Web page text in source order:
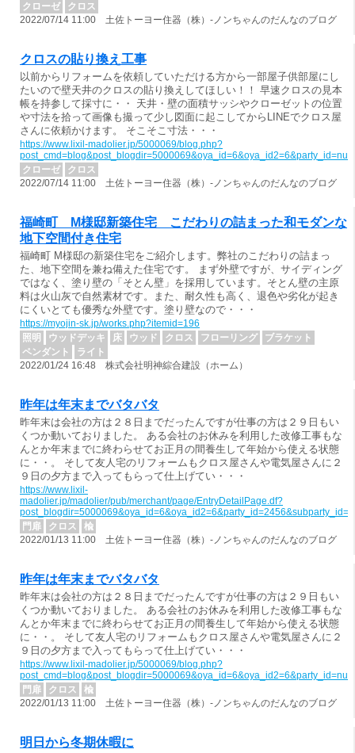
クローゼ
クロス
2022/07/14 11:00 土佐トーヨー住器（株）-ノンちゃんのだんなのブログ
クロスの貼り換え工事
以前からリフォームを依頼していただける方から一部屋子供部屋にし
たいので壁天井のクロスの貼り換えしてほしい！！ 早速クロスの見本
帳を持参して採寸に・・ 天井・壁の面積サッシやクローゼットの位置
や寸法を拾って画像も撮って少し図面に起こしてからLINEでクロス屋
さんに依頼かけます。 そこそこ寸法・・・
https://www.lixil-madolier.jp/5000069/blog.php?
クローゼ
クロス
2022/07/14 11:00 土佐トーヨー住器（株）-ノンちゃんのだんなのブログ
福崎町 M様邸新築住宅 こだわりの詰まった和モダンな
地下空間付き住宅
福崎町 M様邸の新築住宅をご紹介します。弊社のこだわりの詰まっ
た、地下空間を兼ね備えた住宅です。 まず外壁ですが、サイディング
ではなく、塗り壁の「そとん壁」を採用しています。そとん壁の主原
料は火山灰で自然素材です。また、耐久性も高く、退色や劣化が起き
にくいとても優秀な外壁です。塗り壁なので・・・
https://myojin-sk.jp/works.php?itemid=196
照明
ウッドデッキ 床 ウッド クロス フローリング
ブラケット
ペンダント
ライト
2022/01/24 16:48 株式会社明神綜合建設（ホーム）
昨年は年末までバタバタ
昨年末は会社の方は２８日までだったんですが仕事の方は２９日もい
くつか動いておりました。 ある会社のお休みを利用した改修工事もな
んとか年末までに終わらせてお正月の間養生して年始から使える状態
に・・。 そして友人宅のリフォームもクロス屋さんや電気屋さんに２
９日の夕方まで入ってもらって仕上げてい・・・
https://www.lixil-
madolier.jp/madolier/pub/merchant/page/EntryDetailPage.df?
門扉
クロス
楡
2022/01/13 11:00 土佐トーヨー住器（株）-ノンちゃんのだんなのブログ
昨年は年末までバタバタ
昨年末は会社の方は２８日までだったんですが仕事の方は２９日もい
くつか動いておりました。 ある会社のお休みを利用した改修工事もな
んとか年末までに終わらせてお正月の間養生して年始から使える状態
に・・。 そして友人宅のリフォームもクロス屋さんや電気屋さんに２
９日の夕方まで入ってもらって仕上げてい・・・
https://www.lixil-madolier.jp/5000069/blog.php?
門扉
クロス
楡
2022/01/13 11:00 土佐トーヨー住器（株）-ノンちゃんのだんなのブログ
明日から冬期休暇に